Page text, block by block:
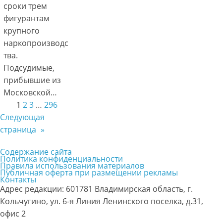
сроки трем
фигурантам
крупного
наркопроизводс
тва.
Подсудимые,
прибывшие из
Московской…
1 23 … 296
Следующая
страница »
Содержание сайта
Политика конфиденциальности
Правила использования материалов
Публичная оферта при размещении рекламы
Контакты
Адрес редакции: 601781 Владимирская область, г.
Кольчугино, ул. 6-я Линия Ленинского поселка, д.31,
офис 2